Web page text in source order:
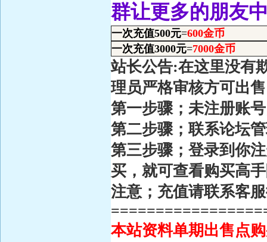
群让更多的朋友
一次充值500元=600金币
一次充值3000元=7000金币
站长公告:在这里没有
理员严格审核方可出
第一步骤；未注册账
第二步骤；联系论坛
第三步骤；登录到你
买，就可查看购买高
注意；充值请联系客
本站资料单期出售点